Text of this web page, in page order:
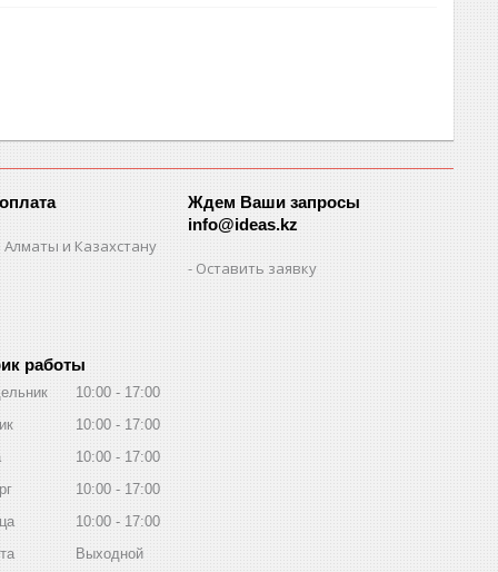
Алматы и Казахстану
Ждем Ваши запросы
info@ideas.kz
Оставить заявку
работы
10:00
17:00
10:00
17:00
10:00
17:00
10:00
17:00
10:00
17:00
Выходной